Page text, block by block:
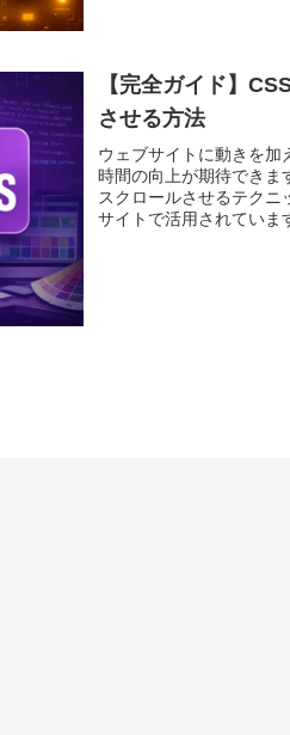
【完全ガイド】
させる方法
ウェブサイトに動きを加
時間の向上が期待できま
スクロールさせるテク
サイトで活用されていま